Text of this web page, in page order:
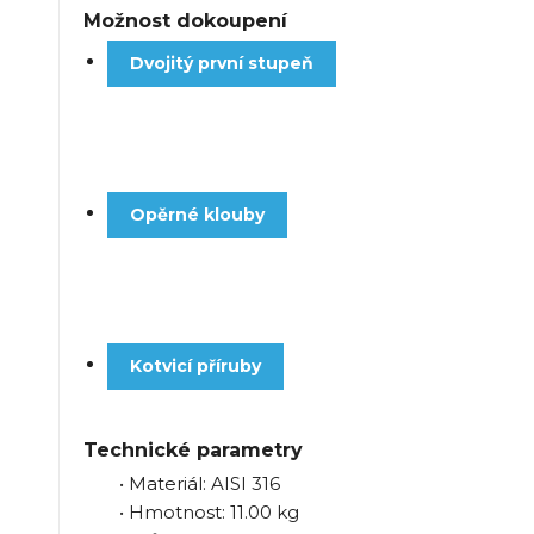
Možnost dokoupení
Dvojitý první stupeň
Opěrné klouby
Kotvicí příruby
Technické parametry
• Materiál: AISI 316
• Hmotnost: 11.00 kg